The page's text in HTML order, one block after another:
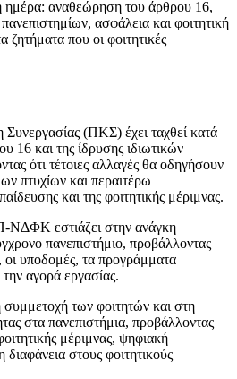
ημέρα: αναθεώρηση του άρθρου 16,
ασφάλεια και φοιτητική
ζητήματα που οι φοιτητικές
(ΠΚΣ) έχει ταχθεί κατά
16 και της ίδρυσης ιδιωτικών
ότι τέτοιες αλλαγές θα οδηγήσουν
πτυχίων και περαιτέρω
και της φοιτητικής μέριμνας.
ΝΔΦΚ εστιάζει στην ανάγκη
πανεπιστήμιο, προβάλλοντας
υποδομές, τα προγράμματα
αγορά εργασίας.
των φοιτητών και στη
στα πανεπιστήμια, προβάλλοντας
μέριμνας, ψηφιακή
στους φοιτητικούς